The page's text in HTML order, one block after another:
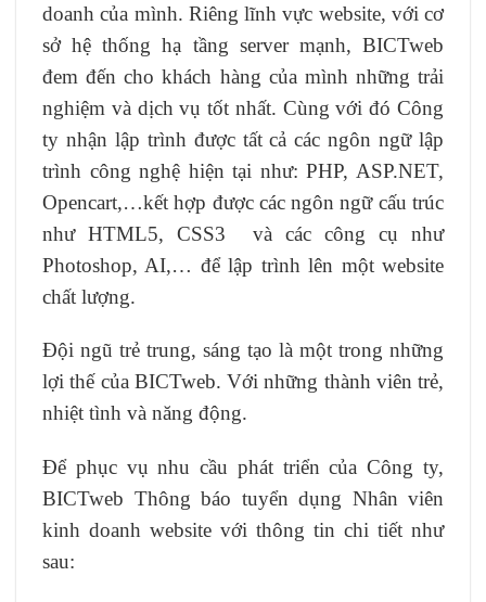
doanh của mình. Riêng lĩnh vực website, với cơ
sở hệ thống hạ tầng server mạnh, BICTweb
đem đến cho khách hàng của mình những trải
nghiệm và dịch vụ tốt nhất. Cùng với đó Công
ty nhận lập trình được tất cả các ngôn ngữ lập
trình công nghệ hiện tại như: PHP, ASP.NET,
Opencart,…kết hợp được các ngôn ngữ cấu trúc
như HTML5, CSS3 và các công cụ như
Photoshop, AI,… để lập trình lên một website
chất lượng.
Đội ngũ trẻ trung, sáng tạo là một trong những
lợi thế của BICTweb. Với những thành viên trẻ,
nhiệt tình và năng động.
Để phục vụ nhu cầu phát triển của Công ty,
BICTweb Thông báo tuyển dụng Nhân viên
kinh doanh website với thông tin chi tiết như
sau: